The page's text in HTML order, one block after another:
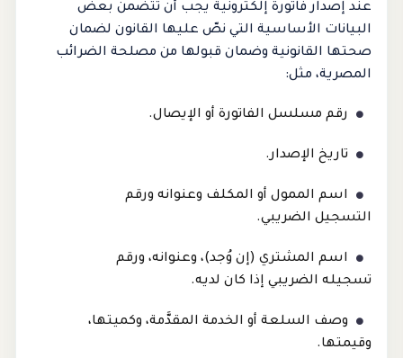
عند إصدار فاتورة إلكترونية يجب أن تتضمن بعض
البيانات الأساسية التي نصّ عليها القانون لضمان
صحتها القانونية وضمان قبولها من مصلحة الضرائب
المصرية، مثل:
رقم مسلسل الفاتورة أو الإيصال.
تاريخ الإصدار.
اسم الممول أو المكلف وعنوانه ورقم
التسجيل الضريبي.
اسم المشتري (إن وُجد)، وعنوانه، ورقم
تسجيله الضريبي إذا كان لديه.
وصف السلعة أو الخدمة المقدَّمة، وكميتها،
وقيمتها.